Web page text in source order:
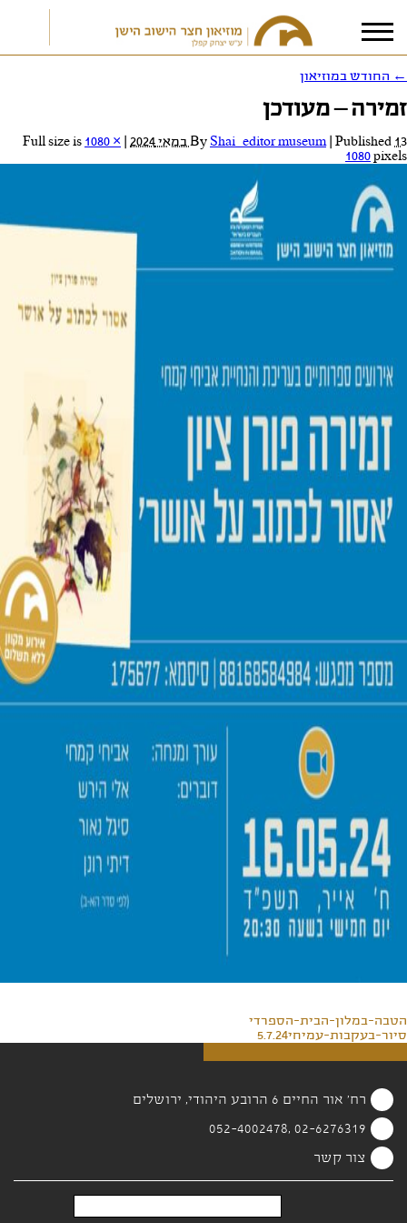
אני מאשר/ת אתתנאי הפרטיות
← החודש במוזיאון
זמירה – מעודכן
By Shai_editor museum Published 13 במאי 2024
1080 ×
1080pixels
הטבה-במלון-הבית-הספרדי
סיור-בעקבות-עמיחי5.7.24
רח' אור החיים 6 הרובע היהודי, ירושלים
02-6276319 ,052-4002478
צור קשר